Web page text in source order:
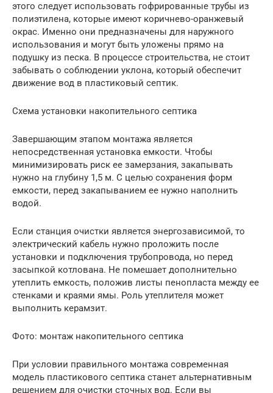
этого следует использовать гофрированные трубы из
полиэтилена, которые имеют коричнево-оранжевый
окрас. Именно они предназначены для наружного
использования и могут быть уложены прямо на
подушку из песка. В процессе строительства, не стоит
забывать о соблюдении уклона, который обеспечит
движение вод в пластиковый септик.
Схема установки накопительного септика
Завершающим этапом монтажа является
непосредственная установка емкости. Чтобы
минимизировать риск ее замерзания, закапывать
нужно на глубину 1,5 м. С целью сохранения форм
емкости, перед закапыванием ее нужно наполнить
водой.
Если станция очистки является энергозависимой, то
электрический кабель нужно проложить после
установки и подключения трубопровода, но перед
засыпкой котлована. Не помешает дополнительно
утеплить емкость, положив листы пенопласта между ее
стенками и краями ямы. Роль утеплителя может
выполнить керамзит.
Фото: монтаж накопительного септика
При условии правильного монтажа современная
модель пластикового септика станет альтернативным
решением для очистки сточных вод. Если вы